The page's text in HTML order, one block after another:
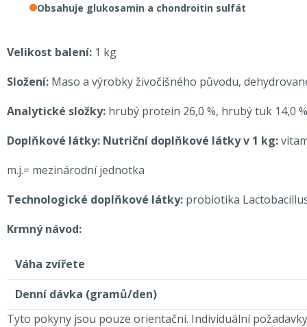
Obsahuje glukosamin a chondroitin sulfát
Velikost balení: 1 kg
Složení: Maso a výrobky živočišného původu,
Analytické složky: hrubý protein 26,0 %, hrubý tuk 14,0
Doplňkové látky: Nutriční doplňkové látky v 1 kg:
m.j.= mezinárodní jednotka
Technologické doplňkové látky: probiotika
Krmný návod:
Váha zvířete
Denní dávka (gramů/den)
Tyto pokyny jsou pouze orientační. Individuální